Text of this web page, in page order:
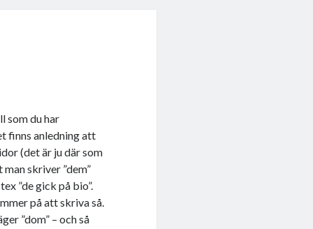
som du har
finns anledning att
(det är ju där som
skriver ”dem”
”de gick på bio”.
på att skriva så.
”dom” – och så